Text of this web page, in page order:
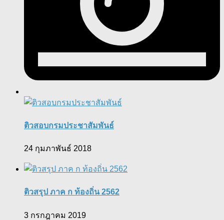
ติวสอบกรมประชาสัมพันธ์
24 กุมภาพันธ์ 2018
ติวสรุป ภาค ก ท้องถิ่น 2562
3 กรกฎาคม 2019